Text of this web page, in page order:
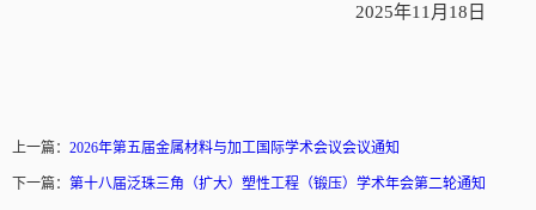
2025年11月18日
上一篇： 2026年第五届金属材料与加工国际学术会议会议通知
下一篇： 第十八届泛珠三角（扩大）塑性工程（锻压）学术年会第二轮通知